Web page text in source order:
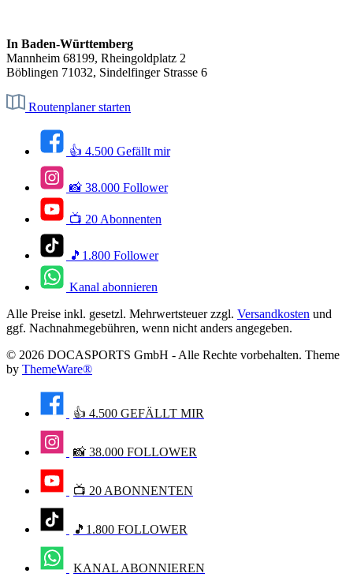
In Baden-Württemberg
Mannheim 68199, Rheingoldplatz 2
Böblingen 71032, Sindelfinger Strasse 6
Routenplaner starten
👍 4.500 Gefällt mir
📸 38.000 Follower
📺 20 Abonnenten
🎵1.800 Follower
Kanal abonnieren
Alle Preise inkl. gesetzl. Mehrwertsteuer zzgl. Versandkosten und
ggf. Nachnahmegebühren, wenn nicht anders angegeben.
© 2026 DOCASPORTS GmbH - Alle Rechte vorbehalten. Theme
by ThemeWare®
👍 4.500 GEFÄLLT MIR
📸 38.000 FOLLOWER
📺 20 ABONNENTEN
🎵1.800 FOLLOWER
KANAL ABONNIEREN